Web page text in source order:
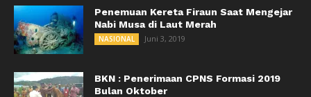
Penemuan Kereta Firaun Saat Mengejar
Nabi Musa di Laut Merah
NASIONAL Juni 3, 2019
BKN : Penerimaan CPNS Formasi 2019
Bulan Oktober